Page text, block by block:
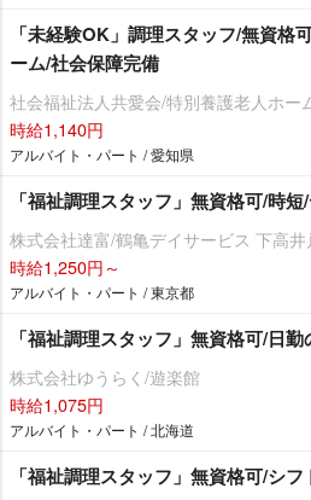
「未経験OK」調理スタッフ/無資格
ーム/社会保障完備
社会福祉法人共愛会/特別養護老人ホー
時給1,140円
アルバイト・パート / 愛知県
「福祉調理スタッフ」無資格可/時
株式会社達富/鶴亀デイサービス 下高井
時給1,250円～
アルバイト・パート / 東京都
「福祉調理スタッフ」無資格可/日
株式会社ゆうらく/遊楽館
時給1,075円
アルバイト・パート / 北海道
「福祉調理スタッフ」無資格可/シ